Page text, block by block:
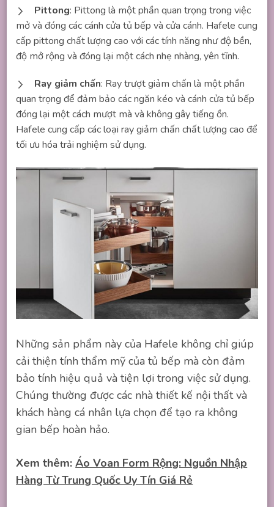
Pittong: Pittong là một phần quan trọng trong việc
mở và đóng các cánh cửa tủ bếp và cửa cánh. Hafele cung
cấp pittong chất lượng cao với các tính năng như độ bền,
độ mở rộng và đóng lại một cách nhẹ nhàng, yên tĩnh.
Ray giảm chấn: Ray trượt giảm chấn là một phần
quan trọng để đảm bảo các ngăn kéo và cánh cửa tủ bếp
đóng lại một cách mượt mà và không gây tiếng ồn.
Hafele cung cấp các loại ray giảm chấn chất lượng cao để
tối ưu hóa trải nghiệm sử dụng.
Những sản phẩm này của Hafele không chỉ giúp
cải thiện tính thẩm mỹ của tủ bếp mà còn đảm
bảo tính hiệu quả và tiện lợi trong việc sử dụng.
Chúng thường được các nhà thiết kế nội thất và
khách hàng cá nhân lựa chọn để tạo ra không
gian bếp hoàn hảo.
Xem thêm:Áo Voan Form Rộng: Nguồn Nhập
Hàng Từ Trung Quốc Uy Tín Giá Rẻ